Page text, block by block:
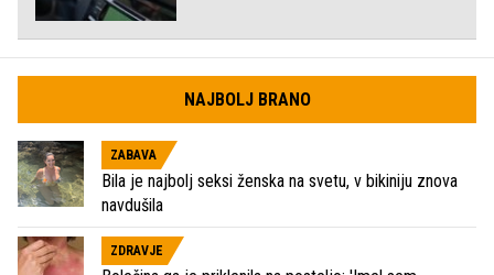
NAJBOLJ BRANO
ZABAVA
Bila je najbolj seksi ženska na svetu, v bikiniju znova
navdušila
ZDRAVJE